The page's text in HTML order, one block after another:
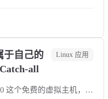
署，像是常见的免费域
于自己的
all
Linux 应用
这个免费的虚拟主机，当